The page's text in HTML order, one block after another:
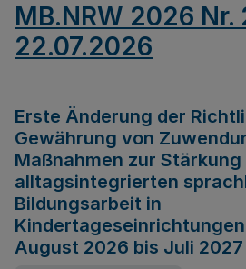
MB.NRW 2026 Nr.
22.07.2026
Erste Änderung der
Gewährung von
Maßnahmen zur Stärkung
alltagsintegrierten
Bildungsarbeit in
August 2026 bis Juli 2027